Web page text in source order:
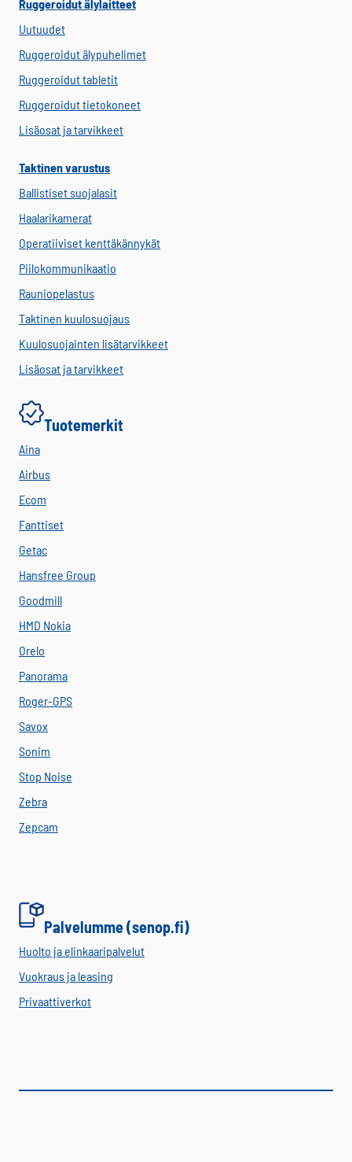
Ruggeroidut älylaitteet
Uutuudet
Ruggeroidut älypuhelimet
Ruggeroidut tabletit
Ruggeroidut tietokoneet
Lisäosat ja tarvikkeet
Taktinen varustus
Ballistiset suojalasit
Haalarikamerat
Operatiiviset kenttäkännykät
Piilokommunikaatio
Rauniopelastus
Taktinen kuulosuojaus
Kuulosuojainten lisätarvikkeet
Lisäosat ja tarvikkeet
Tuotemerkit
Aina
Airbus
Ecom
Fanttiset
Getac
Hansfree Group
Goodmill
HMD Nokia
Orelo
Panorama
Roger-GPS
Savox
Sonim
Stop Noise
Zebra
Zepcam
Palvelumme (senop.fi)
Huolto ja elinkaaripalvelut
Vuokraus ja leasing
Privaattiverkot